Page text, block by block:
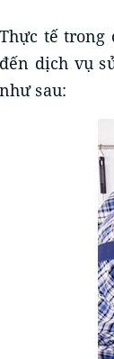
Thực tế trong
đến dịch vụ
như sau: